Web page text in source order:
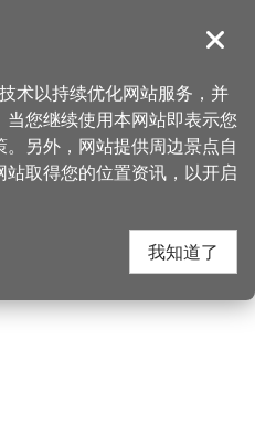
導覽
店家
关闭
术以持续优化网站服务，并
您继续使用本网站即表示您
另外，网站提供周边景点自
取得您的位置资讯，以开启
我知道了